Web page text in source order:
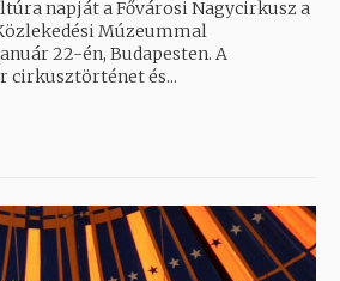
napját a Fővárosi Nagycirkusz a
Múzeummal
22-én, Budapesten. A
cirkusztörténet és...